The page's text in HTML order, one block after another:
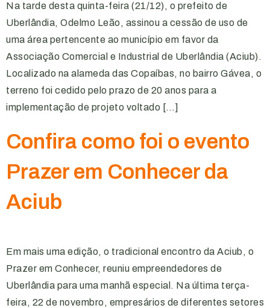
Na tarde desta quinta-feira (21/12), o prefeito de
Uberlândia, Odelmo Leão, assinou a cessão de uso de
uma área pertencente ao município em favor da
Associação Comercial e Industrial de Uberlândia (Aciub).
Localizado na alameda das Copaíbas, no bairro Gávea, o
terreno foi cedido pelo prazo de 20 anos para a
implementação de projeto voltado […]
Confira como foi o evento
Prazer em Conhecer da
Aciub
Em mais uma edição, o tradicional encontro da Aciub, o
Prazer em Conhecer, reuniu empreendedores de
Uberlândia para uma manhã especial. Na última terça-
feira, 22 de novembro, empresários de diferentes setores